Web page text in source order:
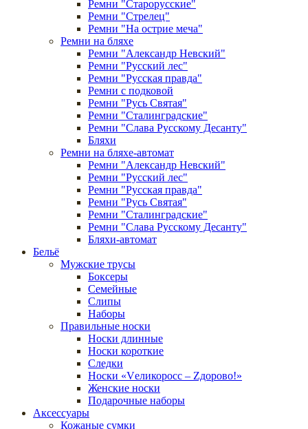
Ремни "Старорусские"
Ремни "Стрелец"
Ремни "На острие меча"
Ремни на бляхе
Ремни "Александр Невский"
Ремни "Русский лес"
Ремни "Русская правда"
Ремни с подковой
Ремни "Русь Святая"
Ремни "Сталинградские"
Ремни "Слава Русскому Десанту"
Бляхи
Ремни на бляхе-автомат
Ремни "Александр Невский"
Ремни "Русский лес"
Ремни "Русская правда"
Ремни "Русь Святая"
Ремни "Сталинградские"
Ремни "Слава Русскому Десанту"
Бляхи-автомат
Бельё
Мужские трусы
Боксеры
Семейные
Слипы
Наборы
Правильные носки
Носки длинные
Носки короткие
Следки
Носки «Vеликоросс – Zдорово!»
Женские носки
Подарочные наборы
Аксессуары
Кожаные сумки